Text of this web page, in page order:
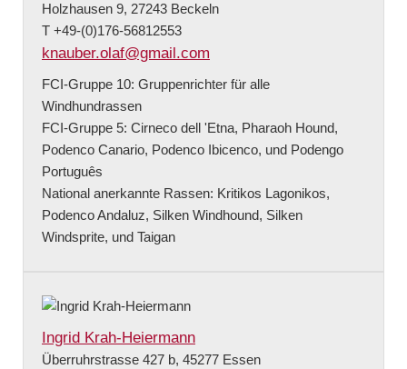
Holzhausen 9, 27243 Beckeln
T +49-(0)176-56812553
knauber.olaf@gmail.com
FCI-Gruppe 10: Gruppenrichter für alle
Windhundrassen
FCI-Gruppe 5: Cirneco dell 'Etna, Pharaoh Hound,
Podenco Canario, Podenco Ibicenco, und Podengo
Português
National anerkannte Rassen: Kritikos Lagonikos,
Podenco Andaluz, Silken Windhound, Silken
Windsprite, und Taigan
Ingrid Krah-Heiermann
Überruhrstrasse 427 b, 45277 Essen